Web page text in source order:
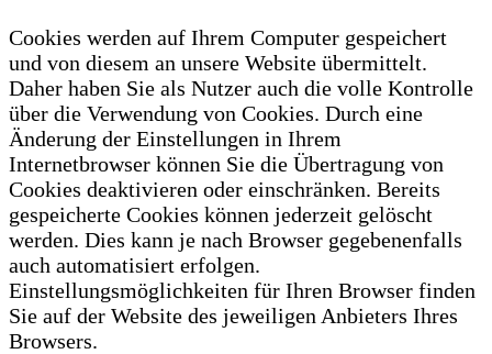
Cookies werden auf Ihrem Computer gespeichert
und von diesem an unsere Website übermittelt.
Daher haben Sie als Nutzer auch die volle Kontrolle
über die Verwendung von Cookies. Durch eine
Änderung der Einstellungen in Ihrem
Internetbrowser können Sie die Übertragung von
Cookies deaktivieren oder einschränken. Bereits
gespeicherte Cookies können jederzeit gelöscht
werden. Dies kann je nach Browser gegebenenfalls
auch automatisiert erfolgen.
Einstellungsmöglichkeiten für Ihren Browser finden
Sie auf der Website des jeweiligen Anbieters Ihres
Browsers.